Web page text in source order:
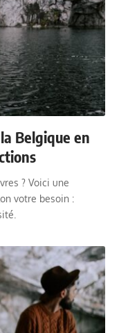
Belgique en
? Voici une
votre besoin :